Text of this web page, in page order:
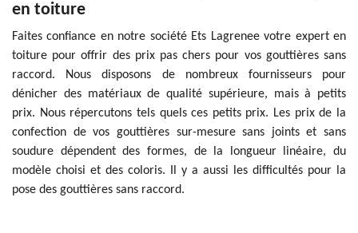
en toiture
Faites confiance en notre société Ets Lagrenee votre expert en
toiture pour offrir des prix pas chers pour vos gouttières sans
raccord. Nous disposons de nombreux fournisseurs pour
dénicher des matériaux de qualité supérieure, mais à petits
prix. Nous répercutons tels quels ces petits prix. Les prix de la
confection de vos gouttières sur-mesure sans joints et sans
soudure dépendent des formes, de la longueur linéaire, du
modèle choisi et des coloris. Il y a aussi les difficultés pour la
pose des gouttières sans raccord.